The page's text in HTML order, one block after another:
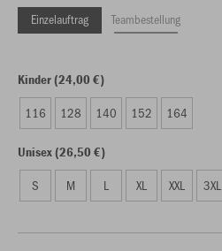
Einzelauftrag Teambestellung
Kinder (24,00 €)
116 128 140 152 164
Unisex (26,50 €)
S M L XL XXL 3XL